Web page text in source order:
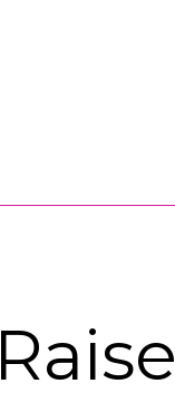
your
glass